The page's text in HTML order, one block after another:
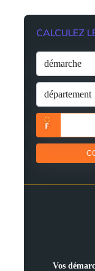
CALCULEZ
Vos